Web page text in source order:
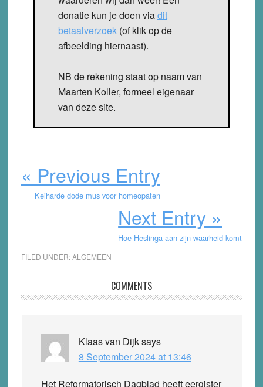
donatie kun je doen viadit
betaalverzoek(of klik op de
afbeelding hiernaast).
NB de rekening staat op naam van
Maarten Koller, formeel eigenaar
van deze site.
« Previous Entry
Keiharde dode mus voor homeopaten
Next Entry »
Hoe Heslinga aan zijn waarheid komt
FILED UNDER:ALGEMEEN
Interactions
COMMENTS
Klaas van Dijksays
8 September 2024 at 13:46
Het Reformatorisch Dagblad heeft eergister